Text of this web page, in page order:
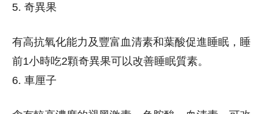
5. 奇異果
有高抗氧化能力及豐富血清素和葉酸促進睡眠，睡
前1小時吃2顆奇異果可以改善睡眠質素。
6. 車厘子